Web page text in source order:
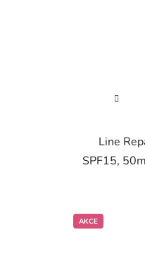
Line
SPF15,
AKCE